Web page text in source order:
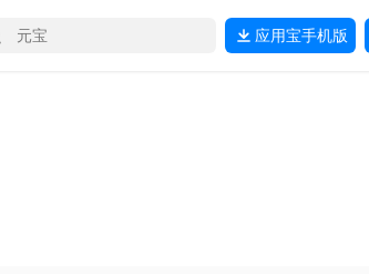
应用宝手机版